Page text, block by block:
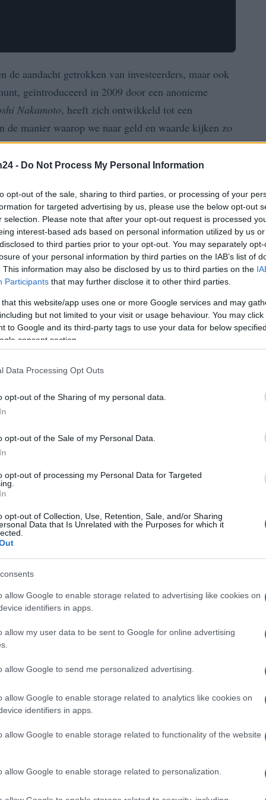
- Do Not Process My Personal Information
opt-out of the sale, sharing to third parties, or processing of your
for targeted advertising by us, please use the below opt-out
selection. Please note that after your opt-out request is processed
interest-based ads based on personal information utilized by us
to third parties prior to your opt-out. You may separately
of your personal information by third parties on the IAB’s list of
This information may also be disclosed by us to third parties on the
Participants that may further disclose it to other third parties.
that this website/app uses one or more Google services and may
but not limited to your visit or usage behaviour. You may
to Google and its third-party tags to use your data for below
consent section.
Data Processing Opt Outs
opt-out of the Sharing of my personal data.
opt-out of the Sale of my Personal Data.
opt-out of processing my Personal Data for Targeted
opt-out of Collection, Use, Retention, Sale, and/or Sharing
Data that Is Unrelated with the Purposes for which it
allow Google to enable storage related to advertising like cookies on
identifiers in apps.
allow my user data to be sent to Google for online advertising
allow Google to send me personalized advertising.
allow Google to enable storage related to analytics like cookies on
identifiers in apps.
allow Google to enable storage related to functionality of the website
allow Google to enable storage related to personalization.
de aandacht getrokken van investeerders, maar ook
geïntroduceerd in 2009 door een anonieme
Nakamoto, heeft zich ontwikkeld tot een
manier waarop we naar geld en waarde kijken zo
door beperkte acceptatie en een hoge volatiliteit.
vanblockchain-technologiebegonnen te
bitcoin zo bijzonder? Het gedecentraliseerde
van een centrale autoriteit, zoals een bank of
controle over hun eigen geld. Is dat niet
vaak het vertrouwen van het publiek
ligt van bitcoin en fungeert als een
alle transacties bij, waarbij elke transactie in een
blokken wordt toegevoegd. Hierdoor ontstaat
op fraude en dubbele uitgaven. Maar wat maakt
transparant financieel systeem heeft geleid tot een
alternatieve vorm van geld.
optie voor hun investeringen, vergelijkbaar
in perceptie heeft bijgedragen aan de stijgende